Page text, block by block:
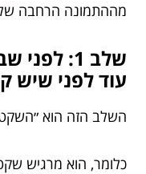
מההתמונה הרחבה של
שלב 1:
עוד לפני שיש
השלב הזה הוא
כלומר, הוא מרגיש